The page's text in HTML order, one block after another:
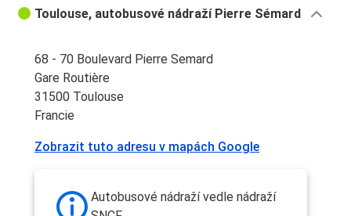
Toulouse, autobusové nádraží Pierre Sémard
68 - 70 Boulevard Pierre Semard
Gare Routière
31500 Toulouse
Francie
Zobrazit tuto adresu v mapách Google
Autobusové nádraží vedle nádraží